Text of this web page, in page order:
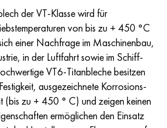
der VT-Klasse wird für
von bis zu + 450 °C
einer Nachfrage im Maschinenbau,
in der Luftfahrt sowie im Schiff-
VT6-Titanbleche besitzen
ausgezeichnete Korrosions-
(bis zu + 450 ° C) und zeigen keinen
ermöglichen den Einsatz